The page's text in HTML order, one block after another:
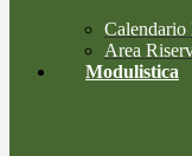
Calendario
Area
Modulistica